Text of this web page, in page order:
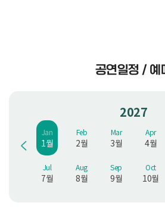
공연일정 / 예
2027
Jan
1월
Feb
2월
Mar
3월
Apr
4월
Jul
7월
Aug
8월
Sep
9월
Oct
10월